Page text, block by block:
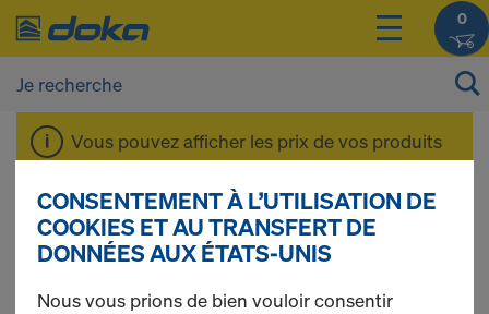
0
Vous pouvez afficher les prix de vos produits
après vous êtreconnecté(e)ouinscrit(e).
Staxo 40
CONSENTEMENT À L’UTILISATION DE
COOKIES ET AU TRANSFERT DE
DONNÉES AUX ÉTATS-UNIS
Nous vous prions de bien vouloir consentir